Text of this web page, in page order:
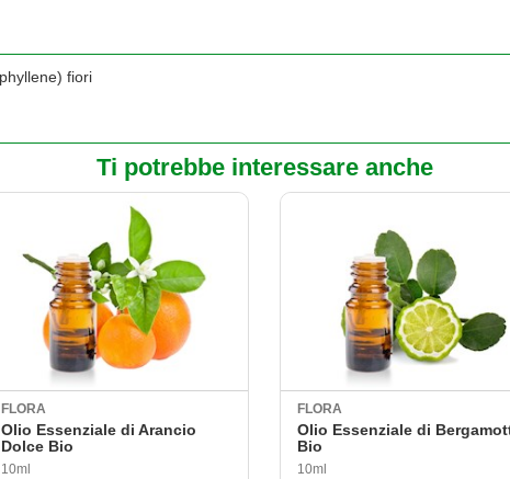
fiori
Ti potrebbe interessare anche
FLORA
Olio Essenziale di Arancio
Dolce Bio
10ml
FLORA
Olio Essenziale di
Bio
10ml